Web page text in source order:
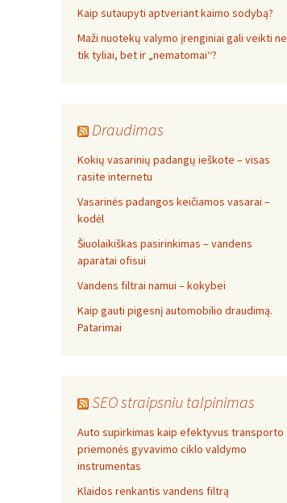
Kaip sutaupyti aptveriant kaimo sodybą?
Maži nuotekų valymo įrenginiai gali veikti ne
tik tyliai, bet ir „nematomai‘‘?
Draudimas
Kokių vasarinių padangų ieškote – visas
rasite internetu
Vasarinės padangos keičiamos vasarai –
kodėl
Šiuolaikiškas pasirinkimas – vandens
aparatai ofisui
Vandens filtrai namui – kokybei
Kaip gauti pigesnį automobilio draudimą.
Patarimai
SEO straipsniu talpinimas
Auto supirkimas kaip efektyvus transporto
priemonės gyvavimo ciklo valdymo
instrumentas
Klaidos renkantis vandens filtrą